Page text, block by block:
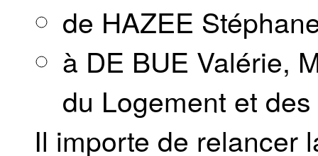
de HAZEE
à DE BUE Valérie,
du Logement et
Il importe de relancer